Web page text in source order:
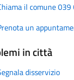
il comune 039
un
in città
disservizio